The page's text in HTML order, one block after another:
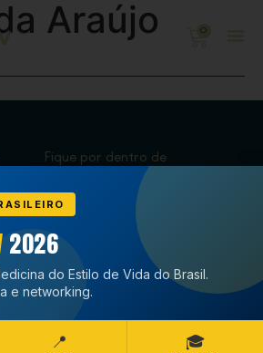
0
Araújo
Fique por dentro de
tudo que acontece
no CBMEV
2026
do Estilo de Vida do Brasil.
e networking.
📍 🎓